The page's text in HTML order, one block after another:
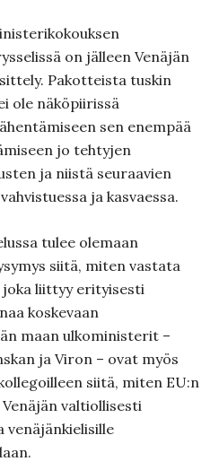
on jälleen Venäjän
Pakotteista tuskin
ole näköpiirissä
sen enempää
jo tehtyjen
ja niistä seuraavien
ja kasvaessa.
tulee olemaan
siitä, miten vastata
joka liittyy erityisesti
koskevaan
maan ulkoministerit –
ja Viron – ovat myös
siitä, miten EU:n
valtiollisesti
venäjänkielisille